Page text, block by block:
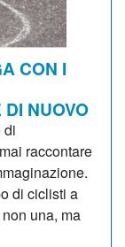
CON I
NUOVO
di
raccontare
di ciclisti a
una, ma